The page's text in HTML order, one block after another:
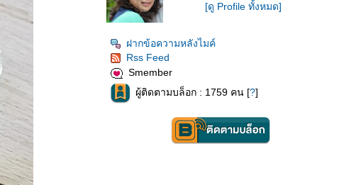
[ดู Profile ทั้งหมด]
ฝากข้อความหลังไมค์
Rss Feed
Smember
ผู้ติดตามบล็อก : 1759 คน [?]